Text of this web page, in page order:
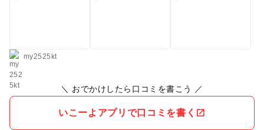
my2525kt
＼ おでかけしたら口コミを書こう ／
いこーよアプリで口コミを書く